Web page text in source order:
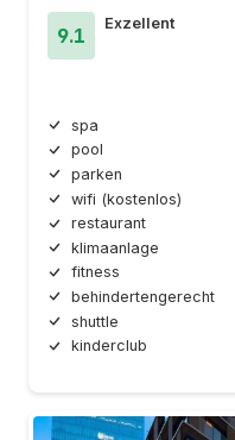
9.1
Exzellent
spa
pool
parken
wifi (kostenlos)
restaurant
klimaanlage
fitness
behindertengerecht
shuttle
kinderclub